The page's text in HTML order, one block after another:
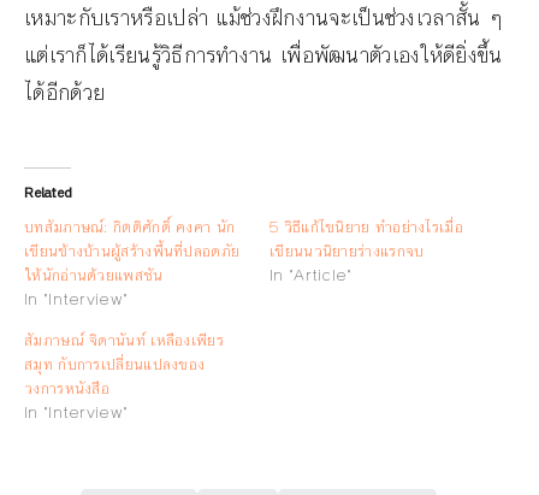
เหมาะกับเราหรือเปล่า แม้ช่วงฝึกงานจะเป็นช่วงเวลาสั้น ๆ
แต่เราก็ได้เรียนรู้วิธีการทำงาน เพื่อพัฒนาตัวเองให้ดียิ่งขึ้น
ได้อีกด้วย
Related
บทสัมภาษณ์: กิตติศักดิ์ คงคา นัก
เขียนข้างบ้านผู้สร้างพื้นที่ปลอดภัย
ให้นักอ่านด้วยแพสชัน
In "Interview"
5 วิธีแก้ไขนิยาย ทำอย่างไรเมื่อ
เขียนนวนิยายร่างแรกจบ
In "Article"
สัมภาษณ์ จิดานันท์ เหลืองเพียร
สมุท กับการเปลี่ยนแปลงของ
วงการหนังสือ
In "Interview"